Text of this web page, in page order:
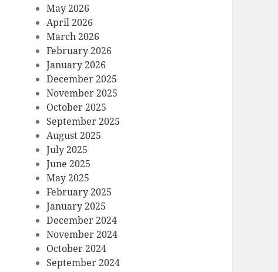
May 2026
April 2026
March 2026
February 2026
January 2026
December 2025
November 2025
October 2025
September 2025
August 2025
July 2025
June 2025
May 2025
February 2025
January 2025
December 2024
November 2024
October 2024
September 2024